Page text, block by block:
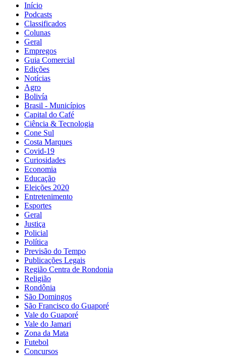
Início
Podcasts
Classificados
Colunas
Geral
Empregos
Guia Comercial
Edições
Notícias
Agro
Bolivía
Brasil - Municípios
Capital do Café
Ciência & Tecnologia
Cone Sul
Costa Marques
Covid-19
Curiosidades
Economia
Educação
Eleições 2020
Entretenimento
Esportes
Geral
Justiça
Policial
Política
Previsão do Tempo
Publicações Legais
Região Centra de Rondonia
Religião
Rondônia
São Domingos
São Francisco do Guaporé
Vale do Guaporé
Vale do Jamari
Zona da Mata
Futebol
Concursos